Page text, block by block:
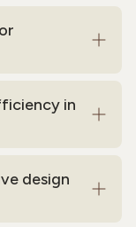
in
design